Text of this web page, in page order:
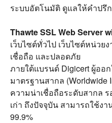
ระบบอัตโนมัติ ดูแลให้คำปรึ
Thawte SSL Web Server
เว็บไซต์ทั่วไป เว็บไซต์หน่วย
เชื่อถือ และปลอดภัย
ภายใต้แบรนด์ Digicert ผู้ออ
มาตรฐานสากล (Worldwide
ความน่าเชื่อถือระดับสากล ร
เก่า ถึงปัจจุบัน สามารถใช้ง
99.9%